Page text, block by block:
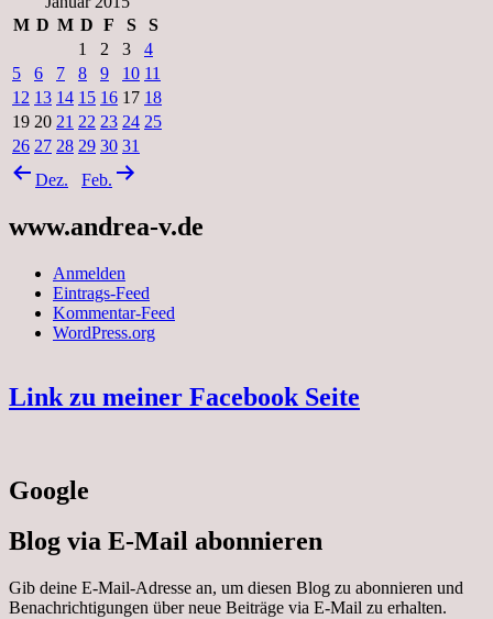
M D M D F S
S
1
2 3
4
5
6 7 8 9 10 11
12 13 14 15 16 17 18
19 20 21 22 23 24 25
26 27 28 29 30 31
Dez.
Feb.
www.andrea-v.de
Anmelden
Eintrags-Feed
Kommentar-Feed
WordPress.org
Link zu meiner Facebook Seite
Google
Blog via E-Mail abonnieren
Gib deine E-Mail-Adresse an, um diesen Blog zu abonnieren und
Benachrichtigungen über neue Beiträge via E-Mail zu erhalten.